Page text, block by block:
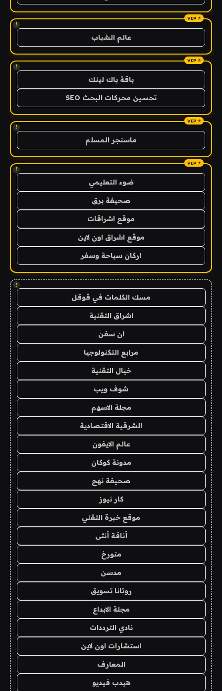
!
عالم الشباب
!
باقة باك لينك
تحسين محركات البحث SEO
!
ماسنجر المسلم
!
ضوء التعليمي
صحيفة برق
موقع اشراقات
موقع اشراق اون لاين
اركان سياحة وسفر
!
مسك الكلمات في قوقل
اشراق التقنية
ان سفن
مرابع التكنولوجيا
خيال التقنية
شوف ويب
مجلة الاسهم
الشرقية الاقتصادية
عالم الايفون
مدونة كوكان
صحيفة نهج
كار نيوز
موقع خبرة التقني
أناقة أنثى
متورخ
مدسن
روتانا تسويق
مجلة الابداع
نادي الترددات
استشارات اون لاين
المعارف
هيدب فيديو